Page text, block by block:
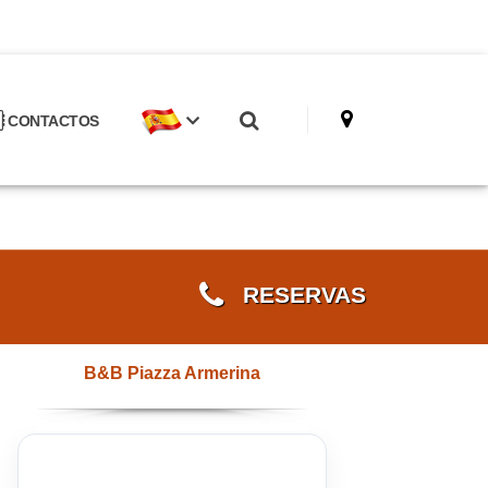
CONTACTOS
RESERVAS
B&B Piazza Armerina